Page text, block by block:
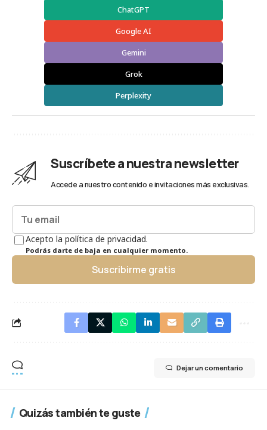
ChatGPT
Google AI
Gemini
Grok
Perplexity
Suscríbete a nuestra newsletter
Accede a nuestro contenido e invitaciones más exclusivas.
Acepto la política de privacidad.
Podrás darte de baja en cualquier momento.
Suscribirme gratis
Dejar un comentario
Quizás también te guste